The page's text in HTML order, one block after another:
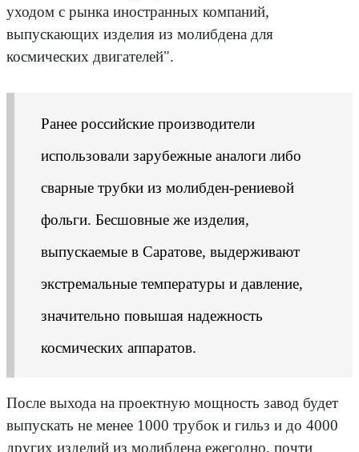
уходом с рынка иностранных компаний,
выпускающих изделия из молибдена для
космических двигателей".
Ранее российские производители
использовали зарубежные аналоги либо
сварные трубки из молибден-рениевой
фольги. Бесшовные же изделия,
выпускаемые в Саратове, выдерживают
экстремальные температуры и давление,
значительно повышая надежность
космических аппаратов.
После выхода на проектную мощность завод будет
выпускать не менее 1000 трубок и гильз и до 4000
других изделий из молибдена ежегодно, почти